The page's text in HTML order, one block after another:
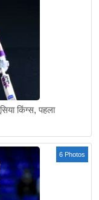
किंग्स, पहला
6 Photos